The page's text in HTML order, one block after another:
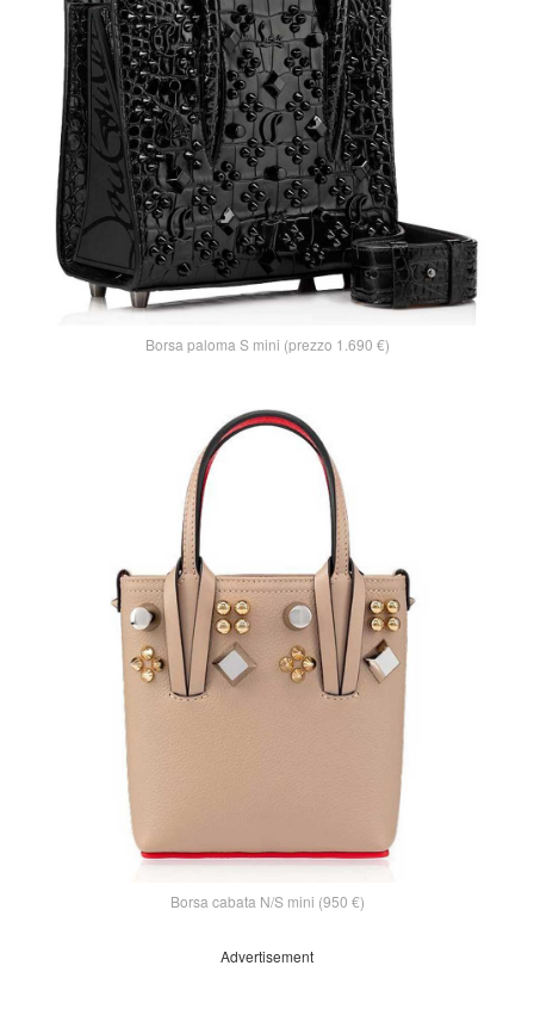
Borsa paloma S mini (prezzo 1.690 €)
Borsa cabata N/S mini (950 €)
Advertisement